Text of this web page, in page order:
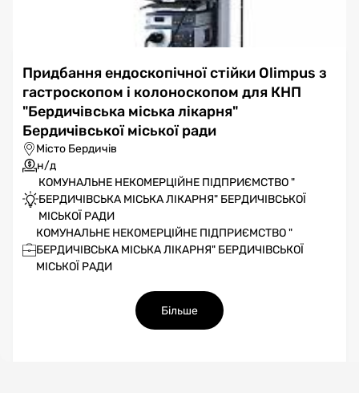
Придбання ендоскопічної стійки Olimpus з
гастроскопом і колоноскопом для КНП
"Бердичівська міська лікарня"
Бердичівської міської ради
Місто Бердичів
н/д
КОМУНАЛЬНЕ НЕКОМЕРЦІЙНЕ ПІДПРИЄМСТВО "
БЕРДИЧІВСЬКА МІСЬКА ЛІКАРНЯ" БЕРДИЧІВСЬКОЇ
МІСЬКОЇ РАДИ
КОМУНАЛЬНЕ НЕКОМЕРЦІЙНЕ ПІДПРИЄМСТВО "
БЕРДИЧІВСЬКА МІСЬКА ЛІКАРНЯ" БЕРДИЧІВСЬКОЇ
МІСЬКОЇ РАДИ
Більше